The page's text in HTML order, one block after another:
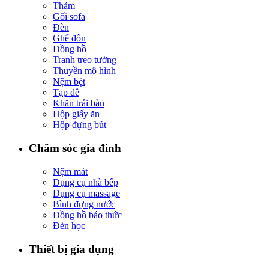
Thảm
Gối sofa
Đèn
Ghế đôn
Đồng hồ
Tranh treo tường
Thuyền mô hình
Nệm bệt
Tạp dề
Khăn trải bàn
Hộp giấy ăn
Hộp đựng bút
Chăm sóc gia đình
Nệm mát
Dụng cụ nhà bếp
Dụng cụ massage
Bình đựng nước
Đồng hồ báo thức
Đèn học
Thiết bị gia dụng